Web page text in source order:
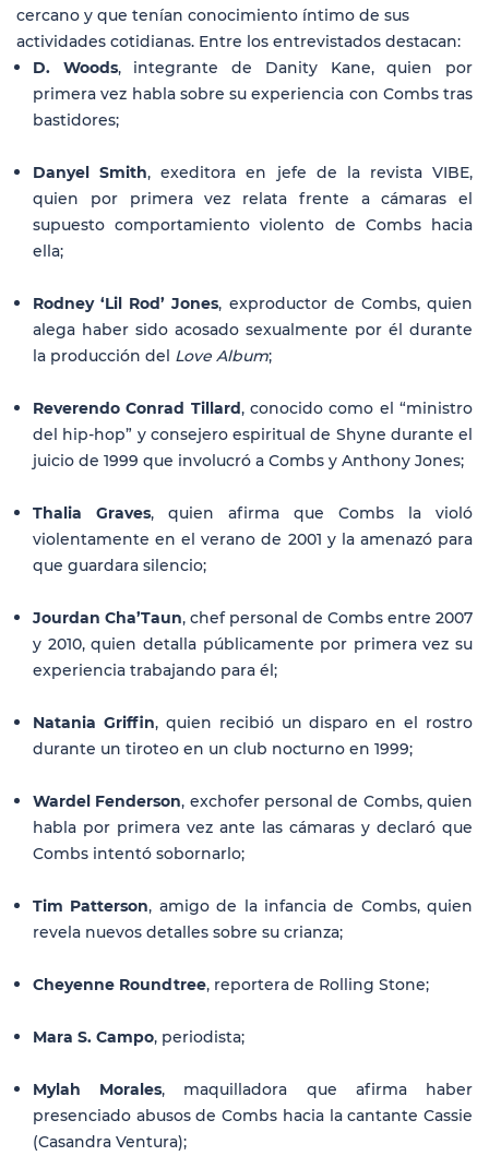
cercano y que tenían conocimiento íntimo de sus
actividades cotidianas. Entre los entrevistados destacan:
D. Woods, integrante de Danity Kane, quien por
primera vez habla sobre su experiencia con Combs tras
bastidores;
Danyel Smith, exeditora en jefe de la revista VIBE,
quien por primera vez relata frente a cámaras el
supuesto comportamiento violento de Combs hacia
ella;
Rodney ‘Lil Rod’ Jones, exproductor de Combs, quien
alega haber sido acosado sexualmente por él durante
la producción del Love Album;
Reverendo Conrad Tillard, conocido como el “ministro
del hip-hop” y consejero espiritual de Shyne durante el
juicio de 1999 que involucró a Combs y Anthony Jones;
Thalia Graves, quien afirma que Combs la violó
violentamente en el verano de 2001 y la amenazó para
que guardara silencio;
Jourdan Cha’Taun, chef personal de Combs entre 2007
y 2010, quien detalla públicamente por primera vez su
experiencia trabajando para él;
Natania Griffin, quien recibió un disparo en el rostro
durante un tiroteo en un club nocturno en 1999;
Wardel Fenderson, exchofer personal de Combs, quien
habla por primera vez ante las cámaras y declaró que
Combs intentó sobornarlo;
Tim Patterson, amigo de la infancia de Combs, quien
revela nuevos detalles sobre su crianza;
Cheyenne Roundtree, reportera de Rolling Stone;
Mara S. Campo, periodista;
Mylah Morales, maquilladora que afirma haber
presenciado abusos de Combs hacia la cantante Cassie
(Casandra Ventura);